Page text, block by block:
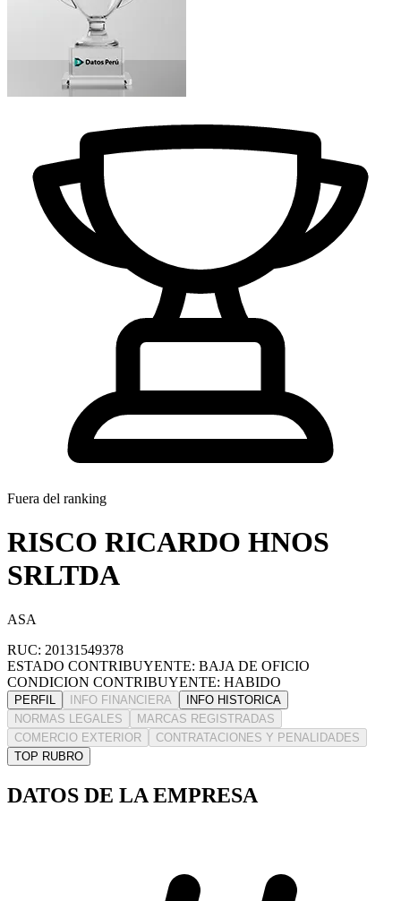
Fuera del ranking
RISCO RICARDO HNOS
SRLTDA
ASA
RUC: 20131549378
ESTADO CONTRIBUYENTE: BAJA DE OFICIO
CONDICION CONTRIBUYENTE: HABIDO
PERFIL INFO FINANCIERA
INFO HISTORICA
NORMAS LEGALES
MARCAS REGISTRADAS
COMERCIO EXTERIOR
CONTRATACIONES Y PENALIDADES
TOP RUBRO
DATOS DE LA EMPRESA